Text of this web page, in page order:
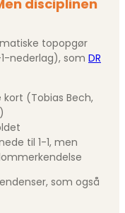
disciplinen
topopgør
nederlag), som DR
kort (Tobias Bech,
til 1-1, men
som også